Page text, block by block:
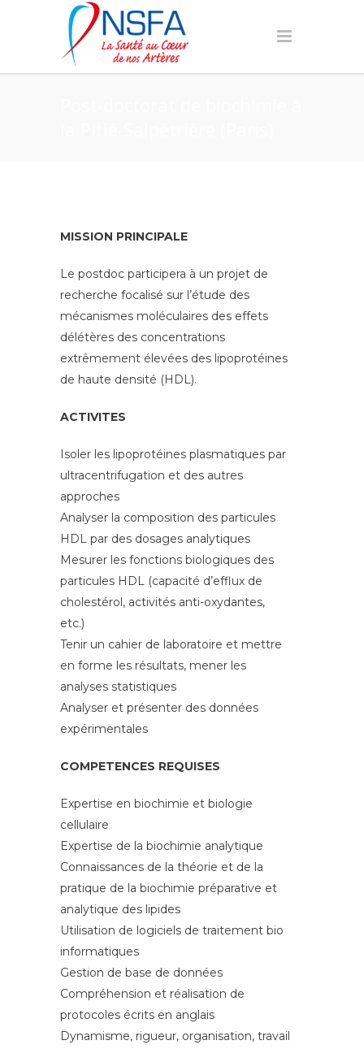
MISSION PRINCIPALE
Le postdoc participera à un projet de
recherche focalisé sur l’étude des
mécanismes moléculaires des effets
délétères des concentrations
extrêmement élevées des lipoprotéines
de haute densité (HDL).
ACTIVITES
Isoler les lipoprotéines plasmatiques par
ultracentrifugation et des autres
approches
Analyser la composition des particules
HDL par des dosages analytiques
Mesurer les fonctions biologiques des
particules HDL (capacité d’efflux de
cholestérol, activités anti-oxydantes,
etc.)
Tenir un cahier de laboratoire et mettre
en forme les résultats, mener les
analyses statistiques
Analyser et présenter des données
expérimentales
COMPETENCES REQUISES
Expertise en biochimie et biologie
cellulaire
Expertise de la biochimie analytique
Connaissances de la théorie et de la
pratique de la biochimie préparative et
analytique des lipides
Utilisation de logiciels de traitement bio
informatiques
Gestion de base de données
Compréhension et réalisation de
protocoles écrits en anglais
Dynamisme, rigueur, organisation, travail